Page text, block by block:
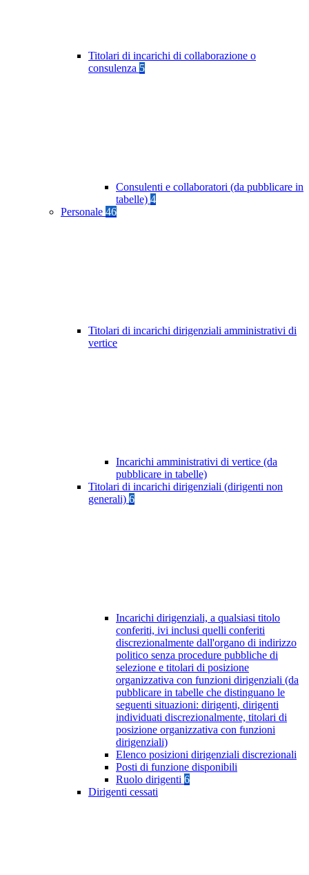
Titolari di incarichi di collaborazione o
consulenza 5
Consulenti e collaboratori (da pubblicare in
tabelle) 4
Personale 46
Titolari di incarichi dirigenziali amministrativi di
vertice
Incarichi amministrativi di vertice (da
pubblicare in tabelle)
Titolari di incarichi dirigenziali (dirigenti non
generali) 6
Incarichi dirigenziali, a qualsiasi titolo
conferiti, ivi inclusi quelli conferiti
discrezionalmente dall'organo di indirizzo
politico senza procedure pubbliche di
selezione e titolari di posizione
organizzativa con funzioni dirigenziali (da
pubblicare in tabelle che distinguano le
seguenti situazioni: dirigenti, dirigenti
individuati discrezionalmente, titolari di
posizione organizzativa con funzioni
dirigenziali)
Elenco posizioni dirigenziali discrezionali
Posti di funzione disponibili
Ruolo dirigenti 6
Dirigenti cessati